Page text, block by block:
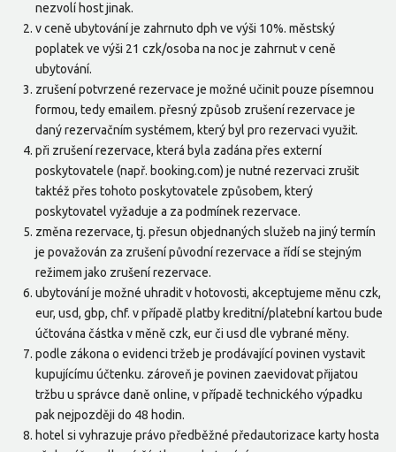
nezvolí host jinak.
v ceně ubytování je zahrnuto dph ve výši 10%. městský
poplatek ve výši 21 czk/osoba na noc je zahrnut v ceně
ubytování.
zrušení potvrzené rezervace je možné učinit pouze písemnou
formou, tedy emailem. přesný způsob zrušení rezervace je
daný rezervačním systémem, který byl pro rezervaci využit.
při zrušení rezervace, která byla zadána přes externí
poskytovatele (např. booking.com) je nutné rezervaci zrušit
taktéž přes tohoto poskytovatele způsobem, který
poskytovatel vyžaduje a za podmínek rezervace.
změna rezervace, tj. přesun objednaných služeb na jiný termín
je považován za zrušení původní rezervace a řídí se stejným
režimem jako zrušení rezervace.
ubytování je možné uhradit v hotovosti, akceptujeme měnu czk,
eur, usd, gbp, chf. v případě platby kreditní/platební kartou bude
účtována částka v měně czk, eur či usd dle vybrané měny.
podle zákona o evidenci tržeb je prodávající povinen vystavit
kupujícímu účtenku. zároveň je povinen zaevidovat přijatou
tržbu u správce daně online, v případě technického výpadku
pak nejpozději do 48 hodin.
hotel si vyhrazuje právo předběžné předautorizace karty hosta